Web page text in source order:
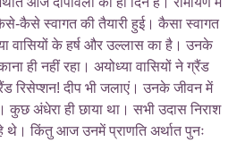
कैसे स्वागत की तैयारी हुई। कैसा स्वागत
वासियों के हर्ष और उल्लास का है। उनके
ही नहीं रहा। अयोध्या वासियों ने ग्रैंड
रिसेप्शन! दीप भी जलाएं। उनके जीवन में
कुछ अंधेरा ही छाया था। सभी उदास निराश
थे। किंतु आज उनमें प्राणति अर्थात पुनः